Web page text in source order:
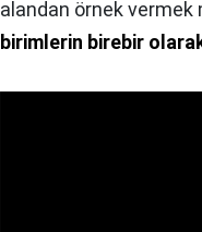
alandan örnek vermek
birimlerin birebir